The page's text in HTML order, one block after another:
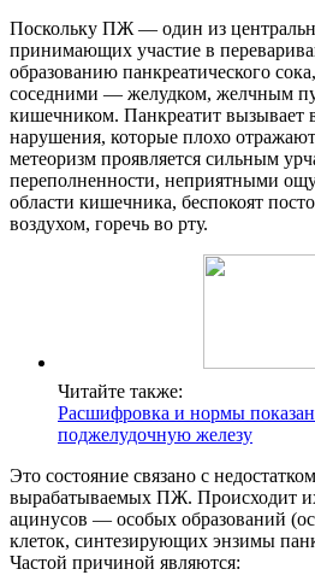
Поскольку ПЖ — один из
принимающих участие в
образованию панкреатического
соседними — желудком, желчным
кишечником. Панкреатит вызывает
нарушения, которые плохо
метеоризм проявляется сильным
переполненности, неприятными
области кишечника, беспокоят
воздухом, горечь во рту.
Читайте также:
Расшифровка и нормы
поджелудочную железу
Это состояние связано с
вырабатываемых ПЖ. Происходит
ацинусов — особых образований
клеток, синтезирующих энзимы
Частой причиной являются: